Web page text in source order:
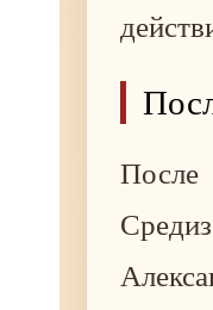
После